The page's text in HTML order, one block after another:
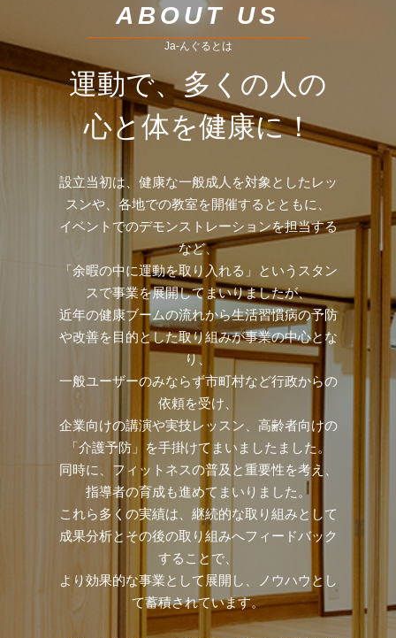
ABOUT US
Ja-んぐるとは
運動で、多くの人の
心と体を健康に！
設立当初は、健康な一般成人を対象としたレッ
スンや、各地での教室を開催するとともに、
イベントでのデモンストレーションを担当する
など、
「余暇の中に運動を取り入れる」というスタン
スで事業を展開してまいりましたが、
近年の健康ブームの流れから生活習慣病の予防
や改善を目的とした取り組みが事業の中心とな
り、
一般ユーザーのみならず市町村など行政からの
依頼を受け、
企業向けの講演や実技レッスン、高齢者向けの
「介護予防」を手掛けてまいましたました。
同時に、フィットネスの普及と重要性を考え、
指導者の育成も進めてまいりました。
これら多くの実績は、継続的な取り組みとして
成果分析とその後の取り組みへフィードバック
することで、
より効果的な事業として展開し、ノウハウとし
て蓄積されています。